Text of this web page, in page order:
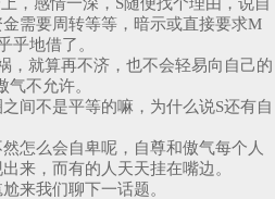
需要周转等等，暗示或直接要求M
乎地借了。
，就算再不济，也不会轻易向自己的
不允许。
间不是平等的嘛，为什么说S还有自
怎么会自卑呢，自尊和傲气每个人
来，而有的人天天挂在嘴边。
来我们聊下一话题。